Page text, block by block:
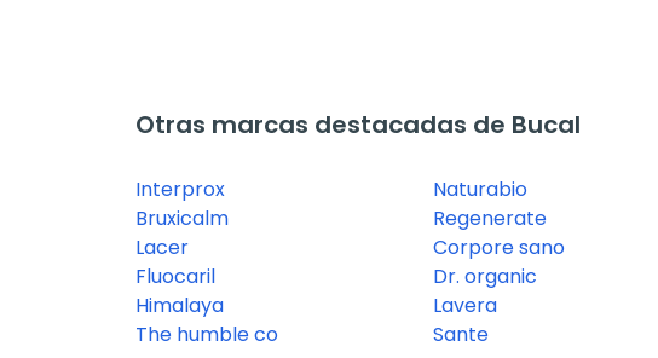
Otras marcas destacadas de Bucal
Interprox
Bruxicalm
Lacer
Fluocaril
Himalaya
The humble co
Naturabio
Regenerate
Corpore sano
Dr. organic
Lavera
Sante